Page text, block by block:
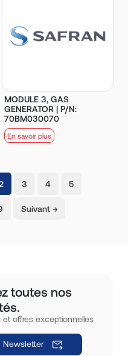
MODULE 3, GAS
GENERATOR | P/N:
70BM030070
En savoir plus
(current)
3 4 5
Suivant →
toutes nos
et offres exceptionnelles
Newsletter